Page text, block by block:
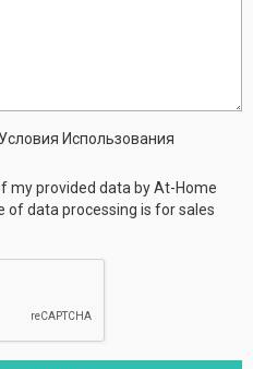
Использования
my provided data by At-Home
of data processing is for sales